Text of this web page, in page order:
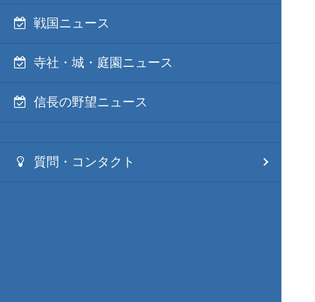
戦国ニュース
寺社・城・庭園ニュース
信長の野望ニュース
質問・コンタクト